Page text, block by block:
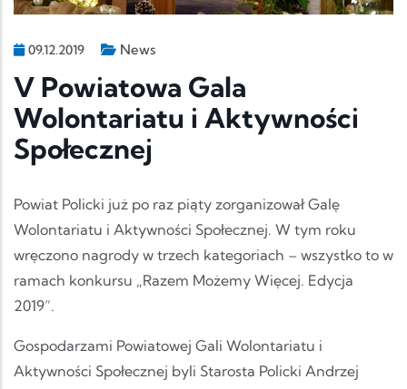
09.12.2019 News
V Powiatowa Gala
Wolontariatu i Aktywności
Społecznej
Powiat Policki już po raz piąty zorganizował Galę
Wolontariatu i Aktywności Społecznej. W tym roku
wręczono nagrody w trzech kategoriach – wszystko to w
ramach konkursu „Razem Możemy Więcej. Edycja
2019”.
Gospodarzami Powiatowej Gali Wolontariatu i
Aktywności Społecznej byli Starosta Policki Andrzej